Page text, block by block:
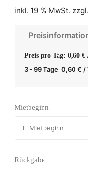
inkl. 19 % MwSt. zzgl.
Preis pro Tag: 0,60 €
3 - 99 Tage: 0,60 € /
Mietbeginn
Rückgabe